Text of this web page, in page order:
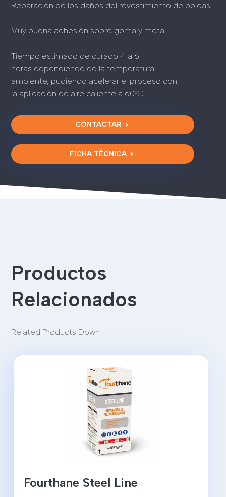
Reparación de los daños del revestimiento de poleas.
Muy buena adhesión sobre goma y metal.
Tiempo estimado de curado 4 a 6
horas dependiendo de la temperatura
ambiente, pudiendo acelerar el proceso con
la aplicación de aire caliente a 60°C
CONTACTAR
FICHA TÉCNICA
Productos
Relacionados
Related Products Down
Fourthane Steel Line